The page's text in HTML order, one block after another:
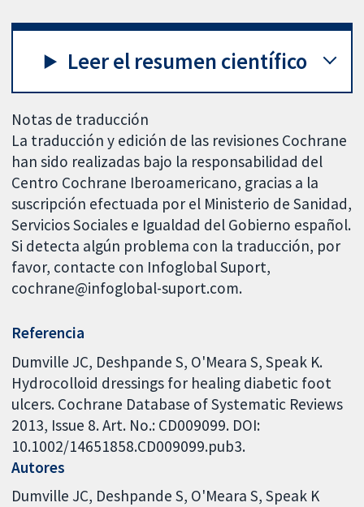
Leer el resumen científico
Notas de traducción
La traducción y edición de las revisiones Cochrane
han sido realizadas bajo la responsabilidad del
Centro Cochrane Iberoamericano, gracias a la
suscripción efectuada por el Ministerio de Sanidad,
Servicios Sociales e Igualdad del Gobierno español.
Si detecta algún problema con la traducción, por
favor, contacte con Infoglobal Suport,
cochrane@infoglobal-suport.com.
Referencia
Dumville JC, Deshpande S, O'Meara S, Speak K.
Hydrocolloid dressings for healing diabetic foot
ulcers. Cochrane Database of Systematic Reviews
2013, Issue 8. Art. No.: CD009099. DOI:
10.1002/14651858.CD009099.pub3.
Autores
Dumville JC Deshpande S O'Meara S Speak K